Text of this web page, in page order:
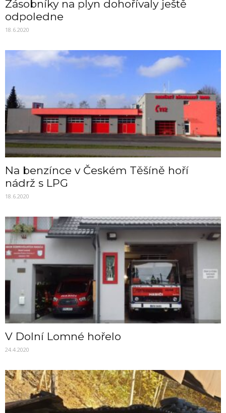
Zásobníky na plyn dohořívaly ještě
odpoledne
18.6.2020
Na benzínce v Českém Těšíně hoří
nádrž s LPG
18.6.2020
V Dolní Lomné hořelo
24.4.2020